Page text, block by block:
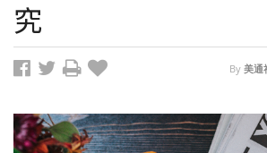
g
a
t
究
By 美通